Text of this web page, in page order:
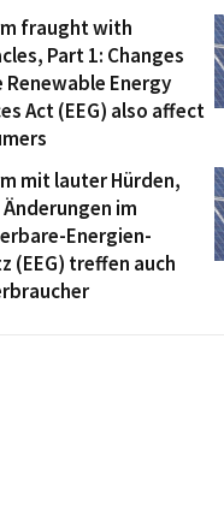
fraught with
Part 1: Changes
Energy
Act (EEG) also affect
mit lauter Hürden,
Änderungen im
Energien-
(EEG) treffen auch